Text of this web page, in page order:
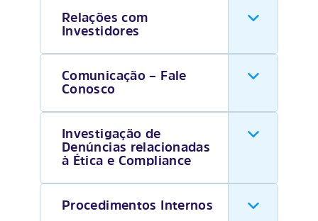
Relações com
Investidores
Comunicação – Fale
Conosco
Investigação de
Denúncias relacionadas
à Ética e Compliance
Procedimentos Internos